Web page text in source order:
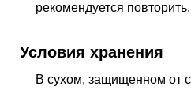
рекомендуется повторить.
Условия хранения
В сухом, защищенном от